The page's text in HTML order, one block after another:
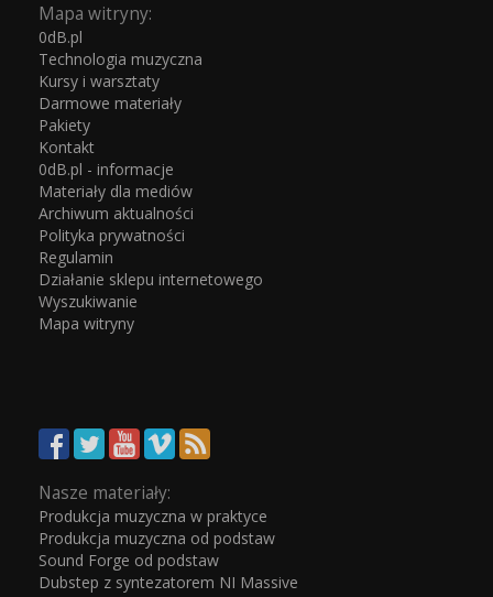
Mapa witryny:
0dB.pl
Technologia muzyczna
Kursy i warsztaty
Darmowe materiały
Pakiety
Kontakt
0dB.pl - informacje
Materiały dla mediów
Archiwum aktualności
Polityka prywatności
Regulamin
Działanie sklepu internetowego
Wyszukiwanie
Mapa witryny
Nasze materiały:
Produkcja muzyczna w praktyce
Produkcja muzyczna od podstaw
Sound Forge od podstaw
Dubstep z syntezatorem NI Massive